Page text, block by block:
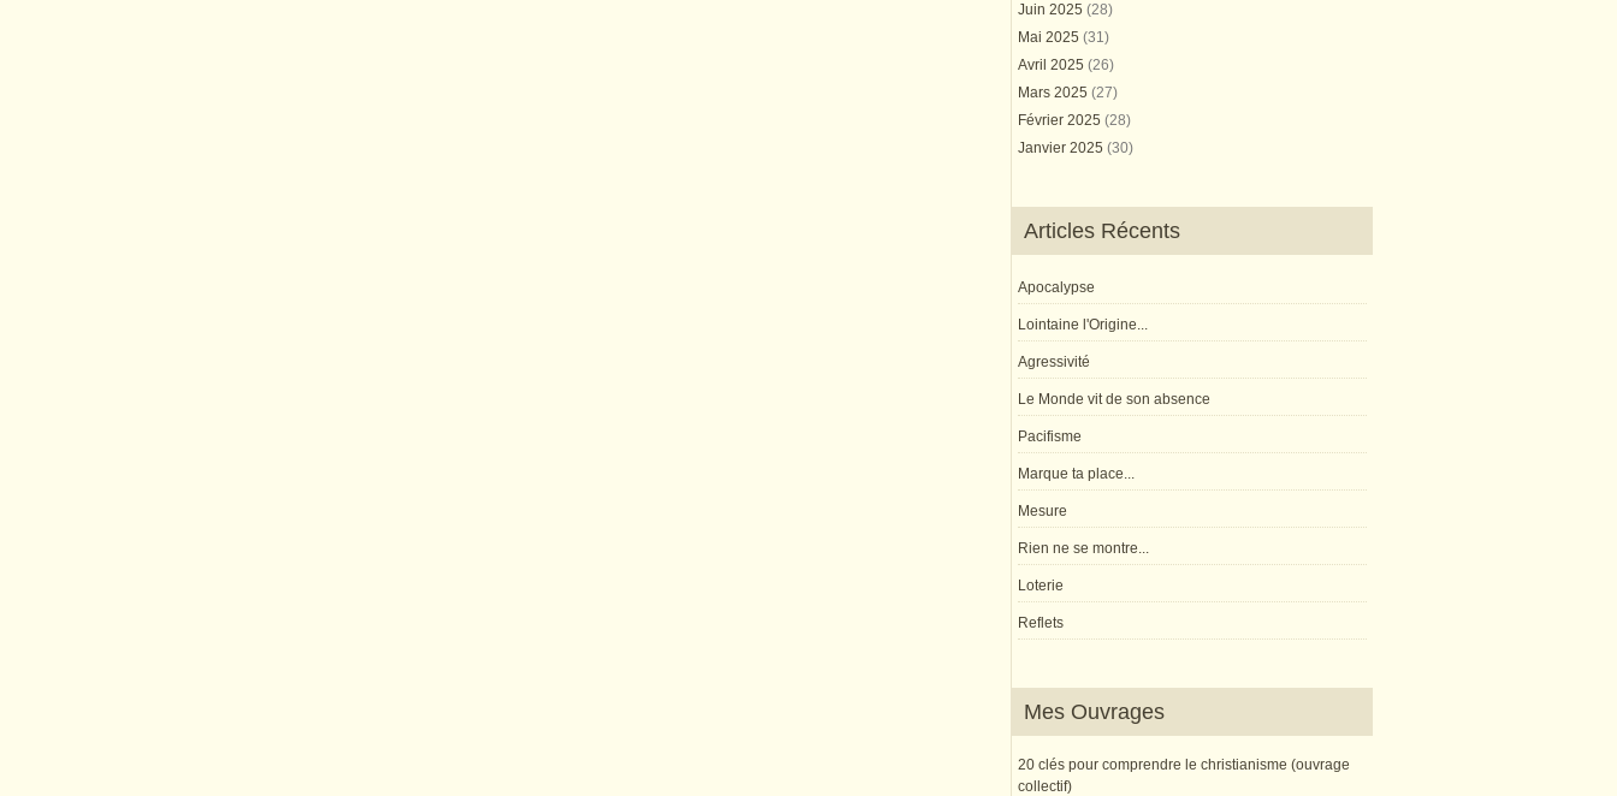
Juin 2025 (28)
Mai 2025 (31)
Avril 2025 (26)
Mars 2025 (27)
Février 2025 (28)
Janvier 2025 (30)
Articles Récents
Apocalypse
Lointaine l'Origine...
Agressivité
Le Monde vit de son absence
Pacifisme
Marque ta place...
Mesure
Rien ne se montre...
Loterie
Reflets
Mes Ouvrages
20 clés pour comprendre le christianisme (ouvrage
collectif)